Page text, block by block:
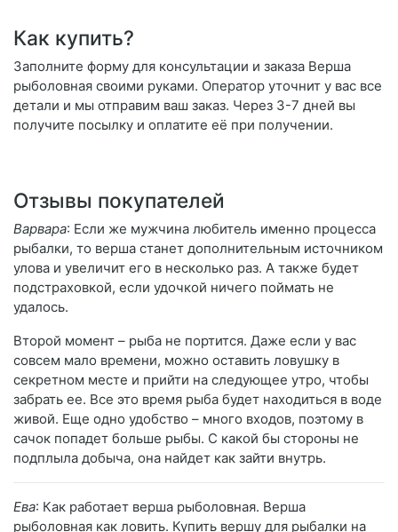
Как купить?
Заполните форму для консультации и заказа Верша
рыболовная своими руками. Оператор уточнит у вас все
детали и мы отправим ваш заказ. Через 3-7 дней вы
получите посылку и оплатите её при получении.
Отзывы покупателей
Варвара: Если же мужчина любитель именно процесса
рыбалки, то верша станет дополнительным источником
улова и увеличит его в несколько раз. А также будет
подстраховкой, если удочкой ничего поймать не
удалось.
Второй момент – рыба не портится. Даже если у вас
совсем мало времени, можно оставить ловушку в
секретном месте и прийти на следующее утро, чтобы
забрать ее. Все это время рыба будет находиться в воде
живой. Еще одно удобство – много входов, поэтому в
сачок попадет больше рыбы. С какой бы стороны не
подплыла добыча, она найдет как зайти внутрь.
Ева: Как работает верша рыболовная. Верша
рыболовная как ловить. Купить вершу для рыбалки на